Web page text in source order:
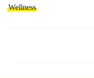
Wellness